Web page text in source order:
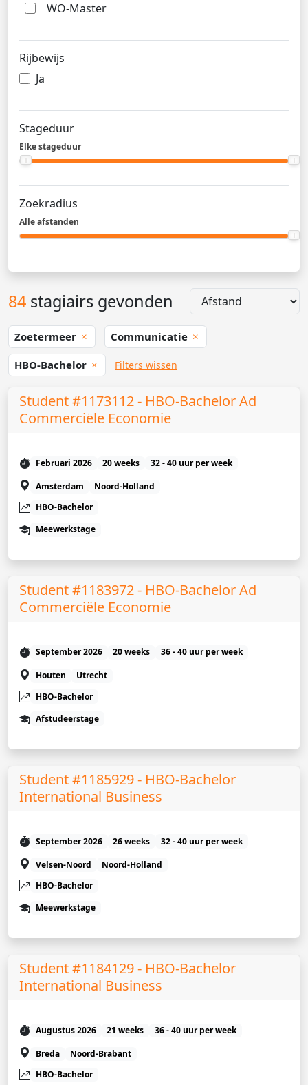
WO-Master
Rijbewijs
Ja
Stageduur
Elke stageduur
Zoekradius
Alle afstanden
84 stagiairs gevonden
Zoetermeer Communicatie
HBO-Bachelor Filters wissen
Student #1173112 - HBO-Bachelor Ad
Commerciële Economie
Februari 2026 20 weeks
32 - 40 uur per week
Amsterdam
Noord-Holland
HBO-Bachelor
Meewerkstage
Student #1183972 - HBO-Bachelor Ad
Commerciële Economie
September 2026 20 weeks
36 - 40 uur per week
Houten
Utrecht
HBO-Bachelor
Afstudeerstage
Student #1185929 - HBO-Bachelor
International Business
September 2026 26 weeks
32 - 40 uur per week
Velsen-Noord
Noord-Holland
HBO-Bachelor
Meewerkstage
Student #1184129 - HBO-Bachelor
International Business
Augustus 2026 21 weeks
36 - 40 uur per week
Breda
Noord-Brabant
HBO-Bachelor